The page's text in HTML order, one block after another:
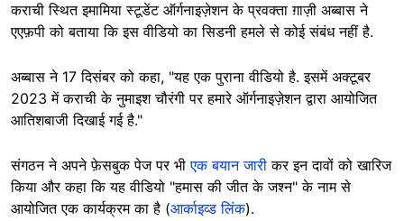
कराची स्थित इमामिया स्टूडेंट ऑर्गनाइज़ेशन के प्रवक्ता ग़ाज़ी अब्बास ने
एएफ़पी को बताया कि इस वीडियो का सिडनी हमले से कोई संबंध नहीं है.
अब्बास ने 17 दिसंबर को कहा, "यह एक पुराना वीडियो है. इसमें अक्टूबर
2023 में कराची के नुमाइश चौरंगी पर हमारे ऑर्गनाइज़ेशन द्वारा आयोजित
आतिशबाजी दिखाई गई है."
संगठन ने अपने फ़ेसबुक पेज पर भीएक बयान जारी कर इन दावों को खारिज
किया और कहा कि यह वीडियो "हमास की जीत के जश्न" के नाम से
आयोजित एक कार्यक्रम का है (आर्काइव्ड लिंक).